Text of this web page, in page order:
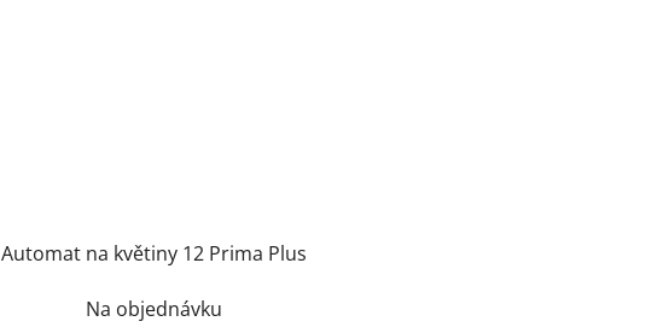
Automat na květiny 12 Prima Plus
Na objednávku